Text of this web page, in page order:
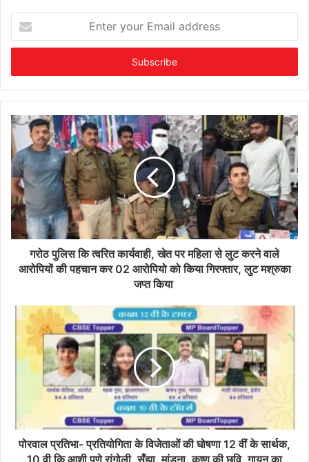
your
Email
गरोठ पुलिस कि त्वरित कार्यवाही, खेत पर महिला से लुट करने वाले
आरोपियों की पहचान कर 02 आरोपियो को किया गिरफ्तार, लुट मश्रुका
जप्त किया
पोरवाल प्रतिभा- प्रतियोगिता के विजेताओं की घोषणा 12 वीं के सार्थक,
10 वी कि आशी पुणे रांगोली, सँझा, मांडना, कृष्ण की छवि, गायन का